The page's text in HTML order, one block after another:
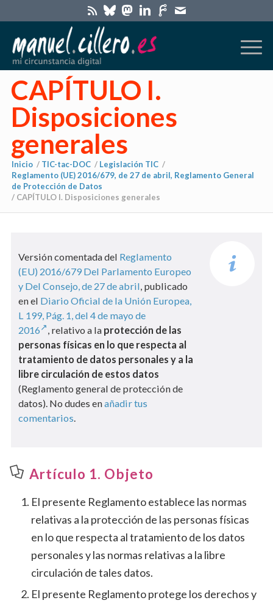
CAPÍTULO I.
Disposiciones
generales
Inicio / TIC-tac-DOC / Legislación TIC /
Reglamento (UE) 2016/679, de 27 de abril, Reglamento General
de Protección de Datos
/ CAPÍTULO I. Disposiciones generales
Versión comentada del Reglamento
(EU) 2016/679 Del Parlamento Europeo
y Del Consejo, de 27 de abril, publicado
en el Diario Oficial de la Unión Europea,
L 199, Pág. 1, del 4 de mayo de
2016
, relativo a la protección de las
personas físicas en lo que respecta al
tratamiento de datos personales y a la
libre circulación de estos datos
(Reglamento general de protección de
datos). No dudes enañadir tus
comentarios.
Artículo 1. Objeto
El presente Reglamento establece las normas
relativas a la protección de las personas físicas
en lo que respecta al tratamiento de los datos
personales y las normas relativas a la libre
circulación de tales datos.
El presente Reglamento protege los derechos y